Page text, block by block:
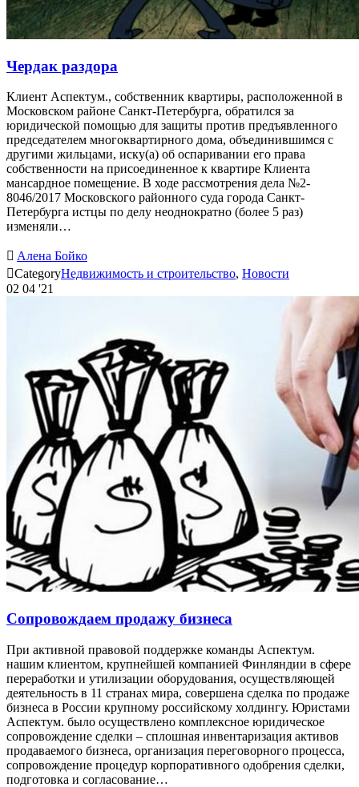
Чердак раздора
Клиент Аспектум., собственник квартиры, расположенной в
Московском районе Санкт-Петербурга, обратился за
юридической помощью для защиты против предъявленного
председателем многоквартирного дома, объединившимся с
другими жильцами, иску(а) об оспаривании его права
собственности на присоединенное к квартире Клиента
мансардное помещение. В ходе рассмотрения дела №2-
8046/2017 Московского районного суда города Санкт-
Петербурга истцы по делу неоднократно (более 5 раз)
изменяли…
 Алена Бойко
CategoryНедвижимость и строительство, Новости
02 04 '21
Сопровождаем продажу бизнеса
При активной правовой поддержке команды Аспектум.
нашим клиентом, крупнейшей компанией Финляндии в сфере
переработки и утилизации оборудования, осуществляющей
деятельность в 11 странах мира, совершена сделка по продаже
бизнеса в России крупному российскому холдингу. Юристами
Аспектум. было осуществлено комплексное юридическое
сопровождение сделки – сплошная инвентаризация активов
продаваемого бизнеса, организация переговорного процесса,
сопровождение процедур корпоративного одобрения сделки,
подготовка и согласование…